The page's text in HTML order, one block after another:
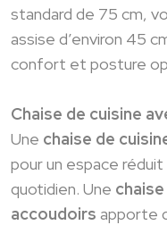
standard de 75 cm,
assise d’environ 45
confort et posture
Chaise de cuisine
Une chaise de
pour un espace
quotidien. Une
accoudoirs apporte